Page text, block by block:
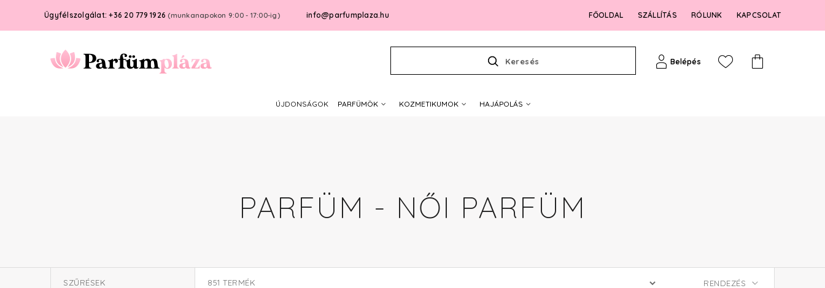
Ügyfélszolgálat: +36 20 779 1926 (munkanapokon 9:00 - 17:00-ig) info@parfumplaza.hu FŐOLDAL SZÁLLÍTÁS RÓLUNK KAPCSOLAT
Keresés Belépés
ÚJDONSÁGOK PARFÜMÖK KOZMETIKUMOK HAJÁPOLÁS
PARFÜM - NŐI PARFÜM
SZŰRÉSEK 851 TERMÉK